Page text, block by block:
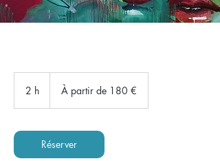
2 h
partir
euros
À partir de 180 €
Réserver